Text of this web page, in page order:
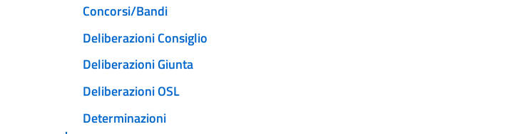
Concorsi/Bandi
Deliberazioni Consiglio
Deliberazioni Giunta
Deliberazioni OSL
Determinazioni